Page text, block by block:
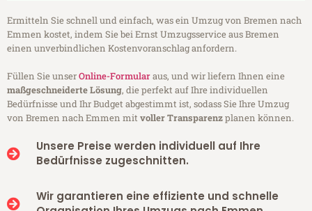
Ermitteln Sie schnell und einfach, was ein Umzug von Bremen nach
Emmen kostet, indem Sie bei Ernst Umzugsservice aus Bremen
einen unverbindlichen Kostenvoranschlag anfordern.
Füllen Sie unserOnline-Formularaus, und wir liefern Ihnen eine
maßgeschneiderte Lösung, die perfekt auf Ihre individuellen
Bedürfnisse und Ihr Budget abgestimmt ist, sodass Sie Ihre Umzug
von Bremen nach Emmen mitvoller Transparenzplanen können.
Unsere Preise werden individuell auf Ihre
Bedürfnisse zugeschnitten.
Wir garantieren eine effiziente und schnelle